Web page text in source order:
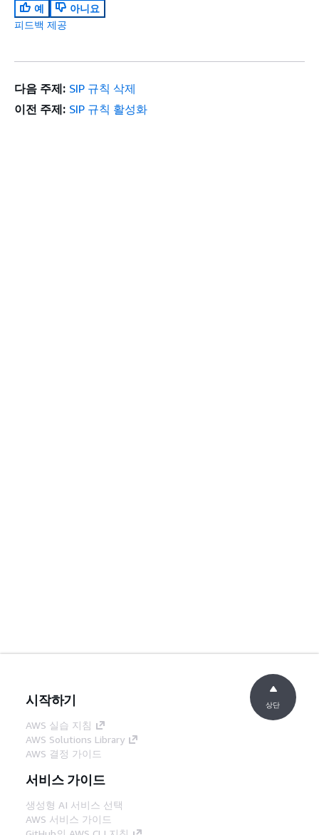
예
아니요
피드백 제공
다음 주제: SIP 규칙 삭제
이전 주제: SIP 규칙 활성화
시작하기
AWS 실습 지침
AWS Solutions Library
AWS 결정 가이드
서비스 가이드
생성형 AI 서비스 선택
AWS 서비스 가이드
상단